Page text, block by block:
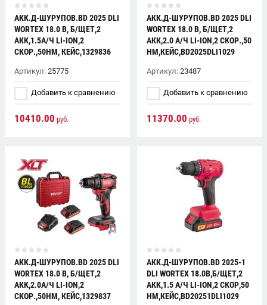
АКК.Д-ШУРУПОВ.BD 2025 DLI
WORTEX 18.0 В, Б/ЩЕТ,2
АКК,1.5А/Ч LI-ION,2
СКОР.,50НМ, КЕЙС,1329836
Артикул: 25775
Добавить к сравнению
10410.00 руб.
АКК.Д-ШУРУПОВ.BD 2025 DLI
WORTEX 18.0 В, Б/ЩЕТ,2
АКК,2.0 А/Ч LI-ION,2 СКОР.,50
НМ,КЕЙС,BD2025DLI1029
Артикул:23487
Добавить к сравнению
11370.00 руб.
АКК.Д-ШУРУПОВ.BD 2025 DLI
WORTEX 18.0 В, Б/ЩЕТ,2
АКК,2.0А/Ч LI-ION,2
СКОР.,50НМ, КЕЙС,1329837
АКК.Д-ШУРУПОВ.BD 2025-1
DLI WORTEX 18.0В,Б/ЩЕТ,2
АКК,1.5 А/Ч LI-ION,2 СКОР,50
НМ,КЕЙС,BD20251DLI1029